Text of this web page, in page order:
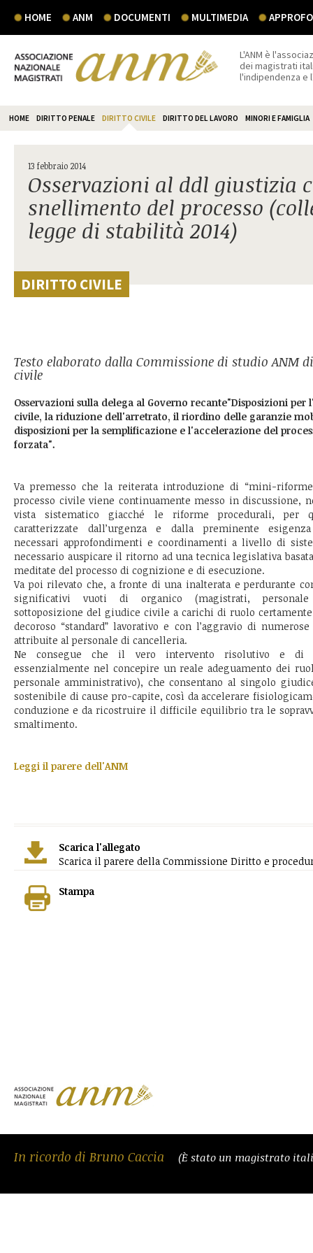
HOME ANM DOCUMENTI MULTIMEDIA
L'ANM è
dei magistrati
l'indipendenza e
HOME DIRITTO PENALE DIRITTO CIVILE DIRITTO DEL LAVORO MINORI E FAMIGLIA
13 febbraio 2014
Osservazioni al ddl giustizia
snellimento del processo
legge di stabilità 2014)
DIRITTO CIVILE
Testo elaborato dalla Commissione di studio ANM
civile
Osservazioni sulla delega al Governo recante"Disposizioni per
civile, la riduzione dell'arretrato, il riordino delle garanzie
disposizioni per la semplificazione e l'accelerazione del
forzata".
Va premesso che la reiterata introduzione di “mini-
processo civile viene continuamente messo in discussione,
vista sistematico giacché le riforme procedurali, per
caratterizzate dall’urgenza e dalla preminente
necessari approfondimenti e coordinamenti a livello di
necessario auspicare il ritorno ad una tecnica legislativa
meditate del processo di cognizione e di esecuzione.
Va poi rilevato che, a fronte di una inalterata e perdurante
significativi vuoti di organico (magistrati,
sottoposizione del giudice civile a carichi di ruolo
decoroso “standard” lavorativo e con l’aggravio di
attribuite al personale di cancelleria.
Ne consegue che il vero intervento risolutivo e di
essenzialmente nel concepire un reale adeguamento dei
personale amministrativo), che consentano al singolo
sostenibile di cause pro-capite, così da accelerare
conduzione e da ricostruire il difficile equilibrio tra le
smaltimento.
Leggi il parere dell'ANM
Scarica l'allegato
Scarica il parere della Commissione Diritto e
Stampa
In ricordo di Bruno Caccia (È stato un magistrato